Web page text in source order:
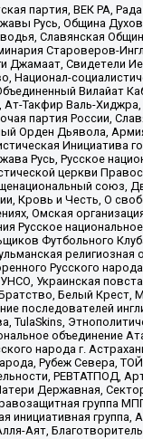
партия, ВЕК РА,
Русь, Община
Славянская
Староверов-
Джамаат, Свидетели
Национал-
Вилайат
Такфир Валь-
партия России,
Орден Дьявола,
Инициатива
Русь, Русское
церкви
союз,
Кровь и Честь, О
Омская
Русское
Футбольного
религиозная
Русского
Украинская
Белый Крест,
последователей
TulaSkins,
объединение
народа г.
Рубеж Севера,
РЕВТАТПОД,
Державная,
группа
инициативная
Аят,